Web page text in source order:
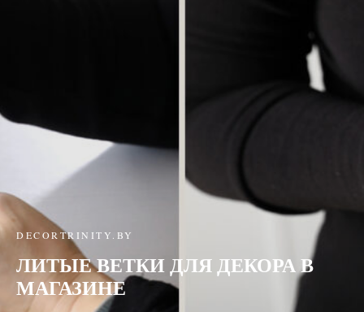
DECORTRINITY.BY
ЛИТЫЕ ВЕТКИ ДЛЯ ДЕКОРА В
МАГАЗИНЕ